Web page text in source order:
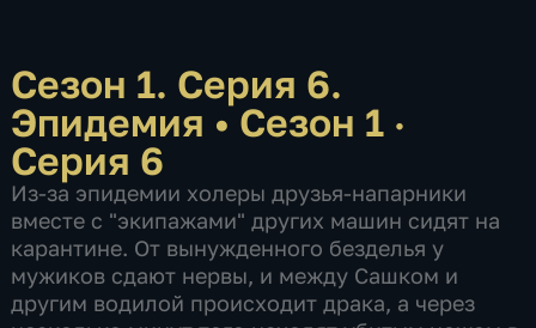
Сезон 1. Серия 6.
Эпидемия •Сезон 1 ·
Серия 6
Из-за эпидемии холеры друзья-напарники
вместе с "экипажами" других машин сидят на
карантине. От вынужденного безделья у
мужиков сдают нервы, и между Сашком и
другим водилой происходит драка, а через